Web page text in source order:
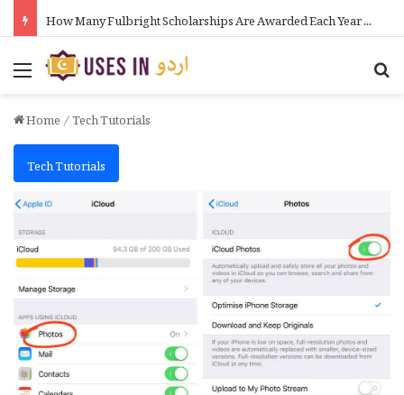
How Many Fulbright Scholarships Are Awarded Each Year in Urdu
Menu
Home/Tech Tutorials
Tech Tutorials